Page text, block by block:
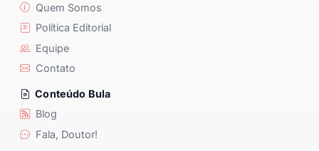
Quem Somos
Política Editorial
Equipe
Contato
Conteúdo Bula
Blog
Fala, Doutor!